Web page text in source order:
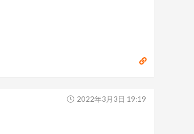
2022年3月3日 19:19